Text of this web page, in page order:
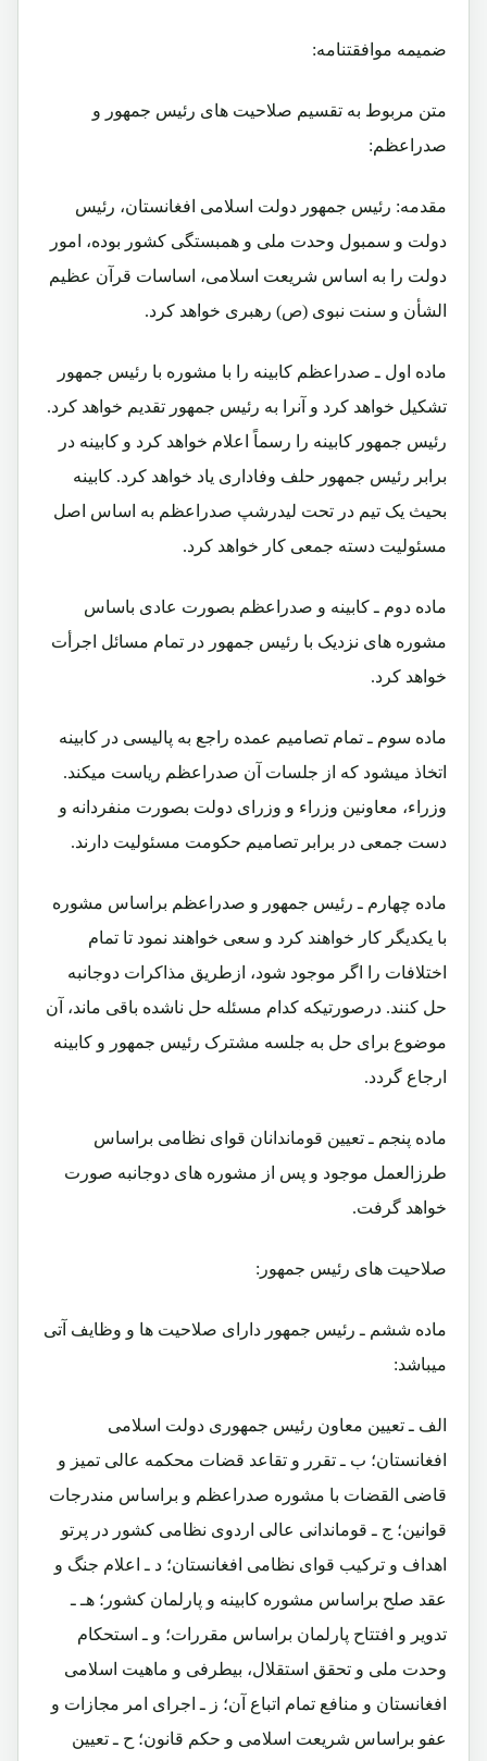
ضمیمه موافقتنامه:
متن مربوط به تقسیم صلاحیت های رئیس جمهور و
صدراعظم:
مقدمه: رئیس جمهور دولت اسلامی افغانستان، رئیس
دولت و سمبول وحدت ملی و همبستگی کشور بوده، امور
دولت را به اساس شریعت اسلامی، اساسات قرآن عظیم
الشأن و سنت نبوی (ص) رهبری خواهد کرد.
ماده اول ـ صدراعظم کابینه را با مشوره با رئیس جمهور
تشکیل خواهد کرد و آنرا به رئیس جمهور تقدیم خواهد کرد.
رئیس جمهور کابینه را رسماً اعلام خواهد کرد و کابینه در
برابر رئیس جمهور حلف وفاداری یاد خواهد کرد. کابینه
بحیث یک تیم در تحت لیدرشپ صدراعظم به اساس اصل
مسئولیت دسته جمعی کار خواهد کرد.
ماده دوم ـ کابینه و صدراعظم بصورت عادی باساس
مشوره های نزدیک با رئیس جمهور در تمام مسائل اجرأت
خواهد کرد.
ماده سوم ـ تمام تصامیم عمده راجع به پالیسی در کابینه
اتخاذ میشود که از جلسات آن صدراعظم ریاست میکند.
وزراء، معاونین وزراء و وزرای دولت بصورت منفردانه و
دست جمعی در برابر تصامیم حکومت مسئولیت دارند.
ماده چهارم ـ رئیس جمهور و صدراعظم براساس مشوره
با یکدیگر کار خواهند کرد و سعی خواهند نمود تا تمام
اختلافات را اگر موجود شود، ازطریق مذاکرات دوجانبه
حل کنند. درصورتیکه کدام مسئله حل ناشده باقی ماند، آن
موضوع برای حل به جلسه مشترک رئیس جمهور و کابینه
ارجاع گردد.
ماده پنجم ـ تعیین قوماندانان قوای نظامی براساس
طرزالعمل موجود و پس از مشوره های دوجانبه صورت
خواهد گرفت.
صلاحیت های رئیس جمهور:
ماده ششم ـ رئیس جمهور دارای صلاحیت ها و وظایف آتی
میباشد:
الف ـ تعیین معاون رئیس جمهوری دولت اسلامی
افغانستان؛ ب ـ تقرر و تقاعد قضات محکمه عالی تمیز و
قاضی القضات با مشوره صدراعظم و براساس مندرجات
قوانین؛ ج ـ قوماندانی عالی اردوی نظامی کشور در پرتو
اهداف و ترکیب قوای نظامی افغانستان؛ د ـ اعلام جنگ و
عقد صلح براساس مشوره کابینه و پارلمان کشور؛ هـ ـ
تدویر و افتتاح پارلمان براساس مقررات؛ و ـ استحکام
وحدت ملی و تحقق استقلال، بیطرفی و ماهیت اسلامی
افغانستان و منافع تمام اتباع آن؛ ز ـ اجرای امر مجازات و
عفو براساس شریعت اسلامی و حکم قانون؛ ح ـ تعیین